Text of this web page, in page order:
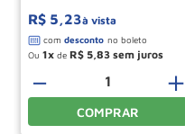
R$ 5,23à vista
Ou 1 de R$ 5 83
＋
－
COMPRAR